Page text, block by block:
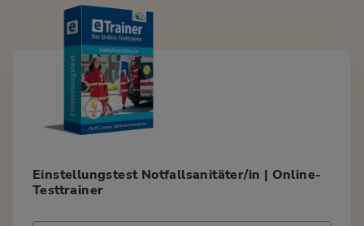
Einstellungstest Notfallsanitäter/in | Online-
Testtrainer